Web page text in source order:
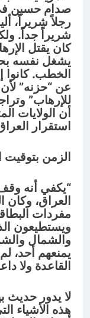
صدام حسين في
رجلاً شريراً،
شريراً جداً.
كان يقتل
يشغل نفسه
الخطب. كانوا
عن “حزنه”
للإرهاب”
أن الولايات
استقرار
الزمن
“يكفي أنه
العراق،
مفردات
ويستطيعون
والشمال
يمنعهم أحد،
القاعدة ولا
لا يدور حديث
هذه الأشياء